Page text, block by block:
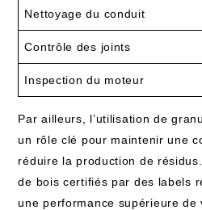
Nettoyage du conduit
Contrôle des joints
Inspection du moteur
Par ailleurs, l’utilisation de
un rôle clé pour maintenir une
réduire la production de
de bois certifiés par des labels
une performance supérieure de